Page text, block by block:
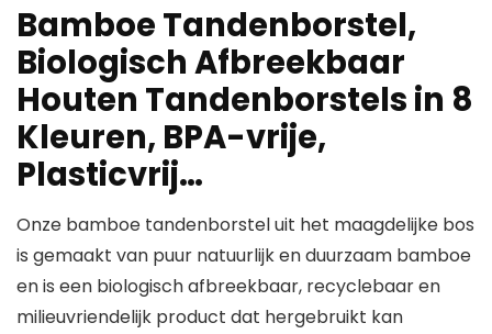
Bamboe Tandenborstel,
Biologisch Afbreekbaar
Houten Tandenborstels in 8
Kleuren, BPA-vrije,
Plasticvrij…
Onze bamboe tandenborstel uit het maagdelijke bos
is gemaakt van puur natuurlijk en duurzaam bamboe
en is een biologisch afbreekbaar, recyclebaar en
milieuvriendelijk product dat hergebruikt kan